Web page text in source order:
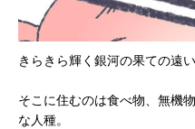
きらきら輝く銀河の果ての遠い
そこに住むのは食べ物、無機
な人種。